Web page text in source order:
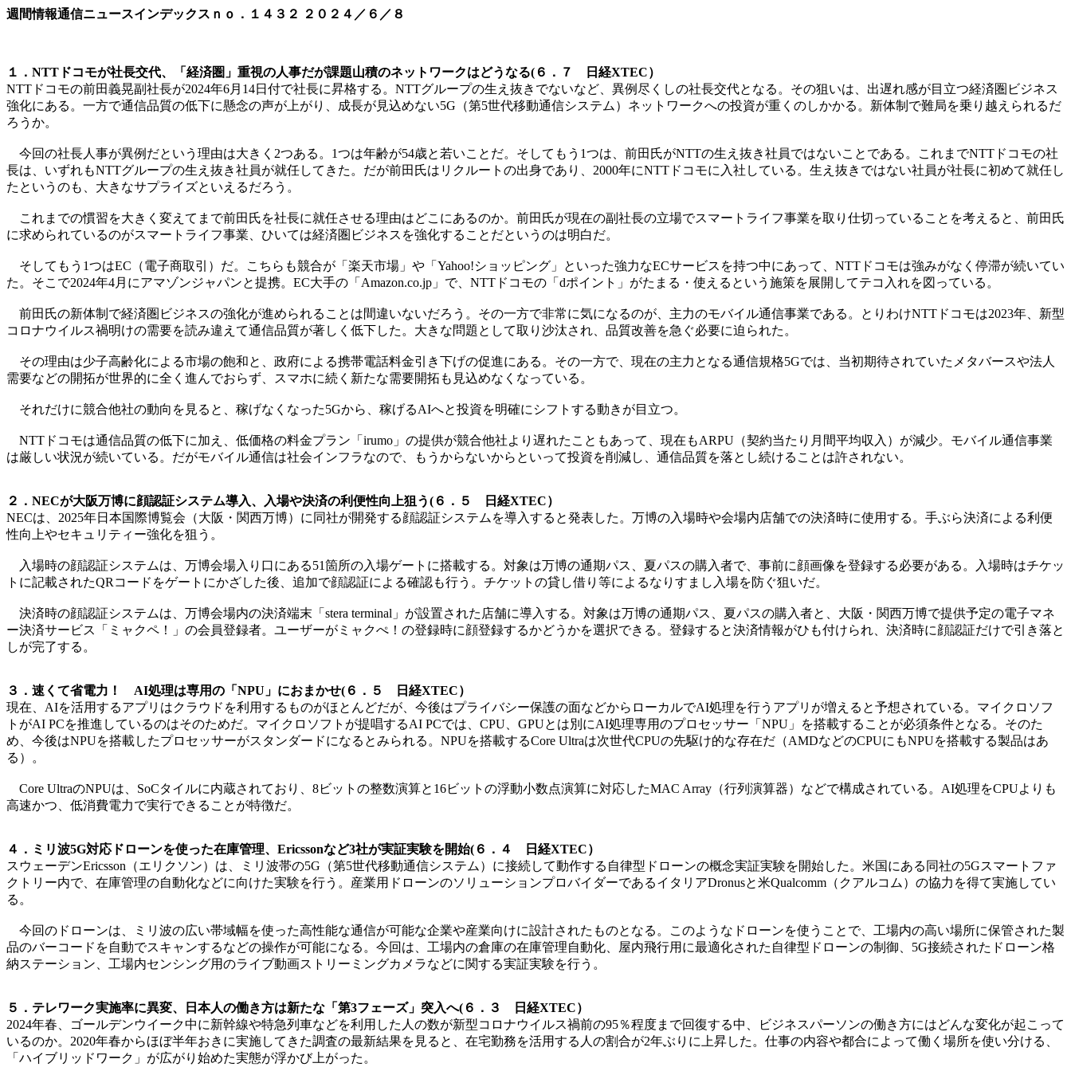
週間情報通信ニュースインデックスｎｏ． １４３２ ２０２４／６／８
１．NTTドコモが社長交代、「経済圏」重視の人事だが課題山積のネットワークはどうなる(６．７ 日経XTEC）
NTTドコモの前田義晃副社長が2024年6月14日付で社長に昇格する。NTTグループの生え抜きでないなど、異例尽くしの社長交代となる。その狙いは、出遅れ感が目立つ経済圏ビジネス
強化にある。一方で通信品質の低下に懸念の声が上がり、成長が見込めない5G（第5世代移動通信システム）ネットワークへの投資が重くのしかかる。新体制で難局を乗り越えられるだ
ろうか。
今回の社長人事が異例だという理由は大きく2つある。1つは年齢が54歳と若いことだ。そしてもう1つは、前田氏がNTTの生え抜き社員ではないことである。これまでNTTドコモの社
長は、いずれもNTTグループの生え抜き社員が就任してきた。だが前田氏はリクルートの出身であり、2000年にNTTドコモに入社している。生え抜きではない社員が社長に初めて就任し
たというのも、大きなサプライズといえるだろう。
これまでの慣習を大きく変えてまで前田氏を社長に就任させる理由はどこにあるのか。前田氏が現在の副社長の立場でスマートライフ事業を取り仕切っていることを考えると、前田氏
に求められているのがスマートライフ事業、ひいては経済圏ビジネスを強化することだというのは明白だ。
そしてもう1つはEC（電子商取引）だ。こちらも競合が「楽天市場」や「Yahoo!ショッピング」といった強力なECサービスを持つ中にあって、NTTドコモは強みがなく停滞が続いてい
た。そこで2024年4月にアマゾンジャパンと提携。EC大手の「Amazon.co.jp」で、NTTドコモの「dポイント」がたまる・使えるという施策を展開してテコ入れを図っている。
前田氏の新体制で経済圏ビジネスの強化が進められることは間違いないだろう。その一方で非常に気になるのが、主力のモバイル通信事業である。とりわけNTTドコモは2023年、新型
コロナウイルス禍明けの需要を読み違えて通信品質が著しく低下した。大きな問題として取り沙汰され、品質改善を急ぐ必要に迫られた。
その理由は少子高齢化による市場の飽和と、政府による携帯電話料金引き下げの促進にある。その一方で、現在の主力となる通信規格5Gでは、当初期待されていたメタバースや法人
需要などの開拓が世界的に全く進んでおらず、スマホに続く新たな需要開拓も見込めなくなっている。
それだけに競合他社の動向を見ると、稼げなくなった5Gから、稼げるAIへと投資を明確にシフトする動きが目立つ。
NTTドコモは通信品質の低下に加え、低価格の料金プラン「irumo」の提供が競合他社より遅れたこともあって、現在もARPU（契約当たり月間平均収入）が減少。モバイル通信事業
は厳しい状況が続いている。だがモバイル通信は社会インフラなので、もうからないからといって投資を削減し、通信品質を落とし続けることは許されない。
２．NECが大阪万博に顔認証システム導入、入場や決済の利便性向上狙う(６．５ 日経XTEC）
NECは、2025年日本国際博覧会（大阪・関西万博）に同社が開発する顔認証システムを導入すると発表した。万博の入場時や会場内店舗での決済時に使用する。手ぶら決済による利便
性向上やセキュリティー強化を狙う。
入場時の顔認証システムは、万博会場入り口にある51箇所の入場ゲートに搭載する。対象は万博の通期パス、夏パスの購入者で、事前に顔画像を登録する必要がある。入場時はチケッ
トに記載されたQRコードをゲートにかざした後、追加で顔認証による確認も行う。チケットの貸し借り等によるなりすまし入場を防ぐ狙いだ。
決済時の顔認証システムは、万博会場内の決済端末「stera terminal」が設置された店舗に導入する。対象は万博の通期パス、夏パスの購入者と、大阪・関西万博で提供予定の電子マネ
ー決済サービス「ミャクペ！」の会員登録者。ユーザーがミャクぺ！の登録時に顔登録するかどうかを選択できる。登録すると決済情報がひも付けられ、決済時に顔認証だけで引き落と
しが完了する。
３．速くて省電力！ AI処理は専用の「NPU」におまかせ(６．５ 日経XTEC）
現在、AIを活用するアプリはクラウドを利用するものがほとんどだが、今後はプライバシー保護の面などからローカルでAI処理を行うアプリが増えると予想されている。マイクロソフ
トがAI PCを推進しているのはそのためだ。マイクロソフトが提唱するAI PCでは、CPU、GPUとは別にAI処理専用のプロセッサー「NPU」を搭載することが必須条件となる。そのた
め、今後はNPUを搭載したプロセッサーがスタンダードになるとみられる。NPUを搭載するCore Ultraは次世代CPUの先駆け的な存在だ（AMDなどのCPUにもNPUを搭載する製品はあ
る）。
Core UltraのNPUは、SoCタイルに内蔵されており、8ビットの整数演算と16ビットの浮動小数点演算に対応したMAC Array（行列演算器）などで構成されている。AI処理をCPUよりも
高速かつ、低消費電力で実行できることが特徴だ。
４．ミリ波5G対応ドローンを使った在庫管理、Ericssonなど3社が実証実験を開始(６．４ 日経XTEC）
スウェーデンEricsson（エリクソン）は、ミリ波帯の5G（第5世代移動通信システム）に接続して動作する自律型ドローンの概念実証実験を開始した。米国にある同社の5Gスマートファ
クトリー内で、在庫管理の自動化などに向けた実験を行う。産業用ドローンのソリューションプロバイダーであるイタリアDronusと米Qualcomm（クアルコム）の協力を得て実施してい
る。
今回のドローンは、ミリ波の広い帯域幅を使った高性能な通信が可能な企業や産業向けに設計されたものとなる。このようなドローンを使うことで、工場内の高い場所に保管された製
品のバーコードを自動でスキャンするなどの操作が可能になる。今回は、工場内の倉庫の在庫管理自動化、屋内飛行用に最適化された自律型ドローンの制御、5G接続されたドローン格
納ステーション、工場内センシング用のライブ動画ストリーミングカメラなどに関する実証実験を行う。
５．テレワーク実施率に異変、日本人の働き方は新たな「第3フェーズ」突入へ(６．３ 日経XTEC）
2024年春、ゴールデンウイーク中に新幹線や特急列車などを利用した人の数が新型コロナウイルス禍前の95％程度まで回復する中、ビジネスパーソンの働き方にはどんな変化が起こって
いるのか。2020年春からほぼ半年おきに実施してきた調査の最新結果を見ると、在宅勤務を活用する人の割合が2年ぶりに上昇した。仕事の内容や都合によって働く場所を使い分ける、
「ハイブリッドワーク」が広がり始めた実態が浮かび上がった。